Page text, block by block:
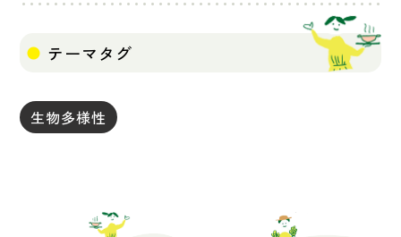
テーマタグ
生物多様性